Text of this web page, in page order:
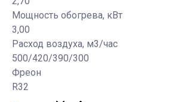
Мощность обогрева, кВт
3,00
Расход воздуха, м3/час
500/420/390/300
Фреон
R32